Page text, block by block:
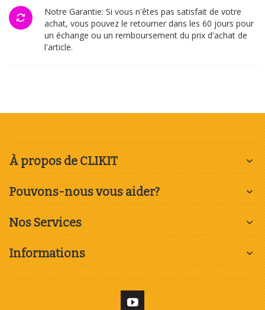
Notre Garantie: Si vous n'êtes pas satisfait de votre
achat, vous pouvez le retourner dans les 60 jours pour
un échange ou un remboursement du prix d'achat de
l'article.
À propos de CLIKIT
Pouvons-nous vous aider?
Nos Services
Informations